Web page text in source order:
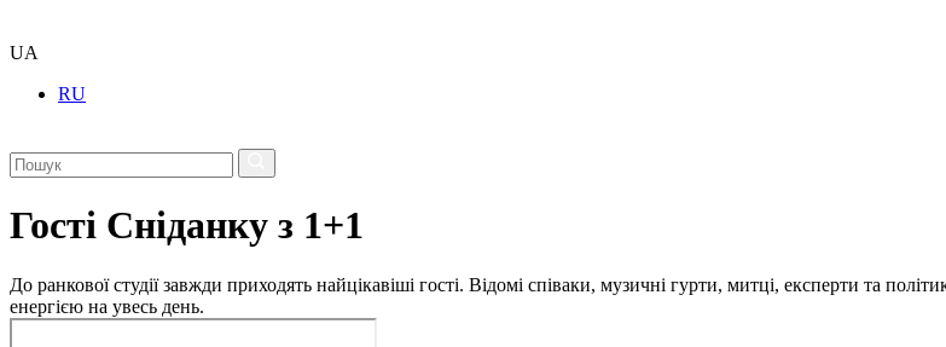
UA
RU
Гості Сніданку з 1+1
До ранкової студії завжди приходять найцікавіші гості. Відомі співаки, музичні гурти, митці, експерти та
енергією на увесь день.